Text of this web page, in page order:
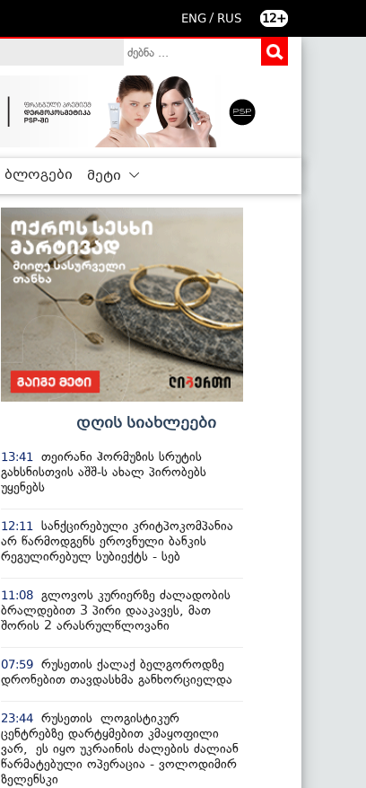
ENG / RUS 12+
ბლოგები მეტი
დღის სიახლეები
13:41
თეირანი ჰორმუზის სრუტის
გახსნისთვის აშშ-ს ახალ პირობებს
უყენებს
12:11
სანქცირებული კრიტპოკომპანია
არ წარმოდგენს ეროვნული ბანკის
რეგულირებულ სუბიექტს - სებ
11:08 გლოვოს კურიერზე ძალადობის
ბრალდებით 3 პირი დააკავეს, მათ
შორის 2 არასრულწლოვანი
07:59 რუსეთის ქალაქ ბელგოროდზე
დრონებით თავდასხმა განხორციელდა
23:44 რუსეთის ლოგისტიკურ
ცენტრებზე დარტყმებით კმაყოფილი
ვარ, ეს იყო უკრაინის ძალების ძალიან
წარმატებული ოპერაცია - ვოლოდიმირ
ზელენსკი